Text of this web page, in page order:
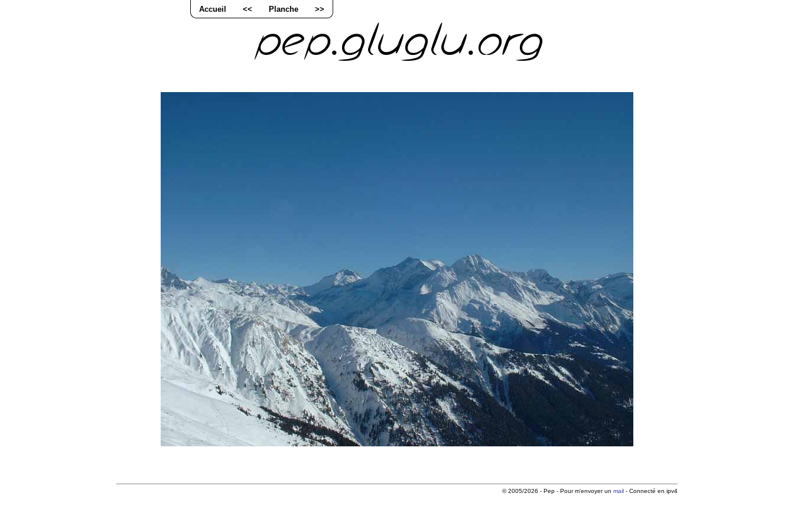
Accueil << Planche >>
© 2005/2026 - Pep - Pour m'envoyer un mail - Connecté en ipv4